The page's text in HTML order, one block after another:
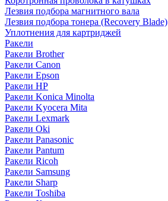
Лезвия подбора магнитного вала
Лезвия подбора тонера (Recovery Blade)
Уплотнения для картриджей
Ракели
Ракели Brother
Ракели Canon
Ракели Epson
Ракели HP
Ракели Konica Minolta
Ракели Kyocera Mita
Ракели Lexmark
Ракели Oki
Ракели Panasonic
Ракели Pantum
Ракели Ricoh
Ракели Samsung
Ракели Sharp
Ракели Toshiba